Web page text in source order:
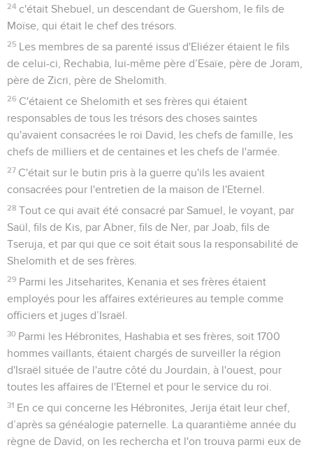
24 c'était Shebuel, un descendant de Guershom, le fils de
Moïse, qui était le chef des trésors.
25 Les membres de sa parenté issus d'Eliézer étaient le fils
de celui-ci, Rechabia, lui-même père d’Esaïe, père de Joram,
père de Zicri, père de Shelomith.
26 C'étaient ce Shelomith et ses frères qui étaient
responsables de tous les trésors des choses saintes
qu'avaient consacrées le roi David, les chefs de famille, les
chefs de milliers et de centaines et les chefs de l'armée.
27 C'était sur le butin pris à la guerre qu'ils les avaient
consacrées pour l'entretien de la maison de l'Eternel.
28 Tout ce qui avait été consacré par Samuel, le voyant, par
Saül, fils de Kis, par Abner, fils de Ner, par Joab, fils de
Tseruja, et par qui que ce soit était sous la responsabilité de
Shelomith et de ses frères.
29 Parmi les Jitseharites, Kenania et ses frères étaient
employés pour les affaires extérieures au temple comme
officiers et juges d’Israël.
30 Parmi les Hébronites, Hashabia et ses frères, soit 1700
hommes vaillants, étaient chargés de surveiller la région
d'Israël située de l'autre côté du Jourdain, à l'ouest, pour
toutes les affaires de l'Eternel et pour le service du roi.
31 En ce qui concerne les Hébronites, Jerija était leur chef,
d’après sa généalogie paternelle. La quarantième année du
règne de David, on les rechercha et l'on trouva parmi eux de